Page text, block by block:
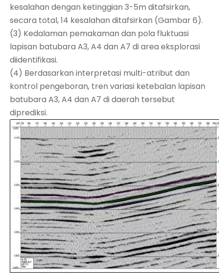
kesalahan dengan ketinggian 3-5m ditafsirkan,
secara total, 14 kesalahan ditafsirkan (Gambar 6).
(3) Kedalaman pemakaman dan pola fluktuasi
lapisan batubara A3, A4 dan A7 di area eksplorasi
diidentifikasi.
(4) Berdasarkan interpretasi multi-atribut dan
kontrol pengeboran, tren variasi ketebalan lapisan
batubara A3, A4 dan A7 di daerah tersebut
diprediksi.